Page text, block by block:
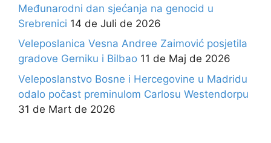
Međunarodni dan sjećanja na genocid u
Srebrenici 14 de Juli de 2026
Veleposlanica Vesna Andree Zaimović posjetila
gradove Gerniku i Bilbao 11 de Maj de 2026
Veleposlanstvo Bosne i Hercegovine u Madridu
odalo počast preminulom Carlosu Westendorpu
31 de Mart de 2026